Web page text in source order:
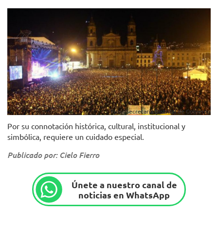
Foto: Secretaría Distrital de Gobierno
Por su connotación histórica, cultural, institucional y
simbólica, requiere un cuidado especial.
Publicado por: Cielo Fierro
Únete a nuestro canal de
noticias en WhatsApp